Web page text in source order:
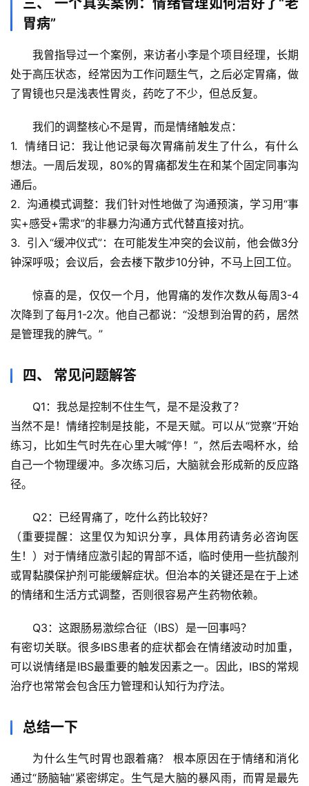
秘
史
档
案
宇
宙
天
文
生
活
科
科
技
理
驿
站
辟
真
三、 一个真实案例：情绪管理如何治好了“老
胃病”
我曾指导过一个案例，来访者小李是个项目经理，长期
处于高压状态，经常因为工作问题生气，之后必定胃痛，做
了胃镜也只是浅表性胃炎，药吃了不少，但总反复。
我们的调整核心不是胃，而是情绪触发点：
1. 情绪日记：我让他记录每次胃痛前发生了什么，有什么
想法。一周后发现，80%的胃痛都发生在和某个固定同事沟
通后。
2. 沟通模式调整：我们针对性地做了沟通预演，学习用“事
实+感受+需求”的非暴力沟通方式代替直接对抗。
3. 引入“缓冲仪式”：在可能发生冲突的会议前，他会做3分
钟深呼吸；会议后，会去楼下散步10分钟，不马上回工位。
惊喜的是，仅仅一个月，他胃痛的发作次数从每周3-4
次降到了每月1-2次。他自己都说：“没想到治胃的药，居然
是管理我的脾气。”
四、 常见问题解答
Q1：我总是控制不住生气，是不是没救了？
当然不是！情绪控制是技能，不是天赋。可以从“觉察”开始
练习，比如生气时先在心里大喊“停！”，然后去喝杯水，给
自己一个物理缓冲。多次练习后，大脑就会形成新的反应路
径。
Q2：已经胃痛了，吃什么药比较好？
（重要提醒 ：这里仅为知识分享，具体用药请务必咨询医
生！）对于情绪应激引起的胃部不适， 临时使用一些抗酸剂
或胃黏膜保护剂可能缓解症状。但治本的关键还是在于上述
的情绪和生活方式调整，否则很容易产生药物依赖。
Q3：这跟肠易激综合征（IBS）是一回事吗？
有密切关联。很多IBS患者的症状都会在情绪波动时加重，
可以说情绪是IBS最重要的触发因素之一。因此，IBS的常规
治疗也常常会包含压力管理和认知行为疗法。
总结一下
为什么生气时胃也跟着痛？ 根本原因在于情绪和消化
通过“肠脑轴”紧密绑定。生气是大脑的暴风雨，而胃是最先